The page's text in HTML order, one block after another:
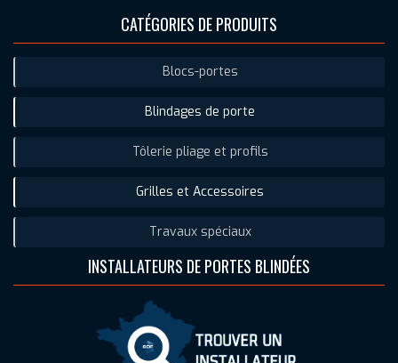
CATÉGORIES DE PRODUITS
Blocs-portes
Blindages de porte
Tôlerie pliage et profils
Grilles et Accessoires
Travaux spéciaux
INSTALLATEURS DE PORTES BLINDÉES